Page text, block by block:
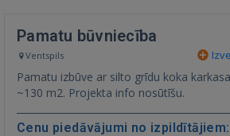
Pamatu būvniecība
Ventspils
Pamatu izbūve ar silto grīdu koka
~130 m2. Projekta info nosūtīšu.
Cenu piedāvājumi no izpildītājiem: